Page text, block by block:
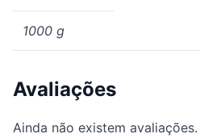
1000 g
Avaliações
Ainda não existem avaliações.